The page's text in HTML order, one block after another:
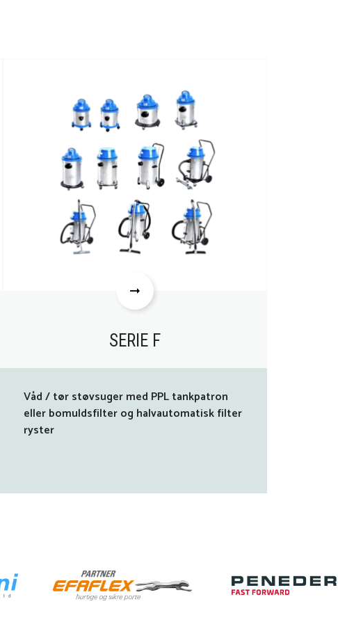
SERIE F
Våd / tør støvsuger med PPL tankpatron
eller bomuldsfilter og halvautomatisk filter
ryster